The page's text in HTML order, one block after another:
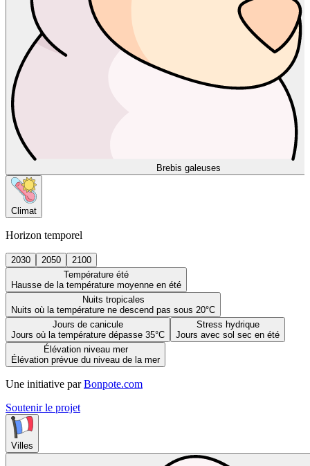
Brebis galeuses
Climat
Horizon temporel
2030 2050
2100
Température été
Hausse de la température moyenne en été
Nuits tropicales
Nuits où la température ne descend pas sous 20°C
Jours de canicule
Jours où la température dépasse 35°C
Stress hydrique
Jours avec sol sec en été
Élévation niveau mer
Élévation prévue du niveau de la mer
Une initiative par Bonpote.com
Soutenir le projet
Villes